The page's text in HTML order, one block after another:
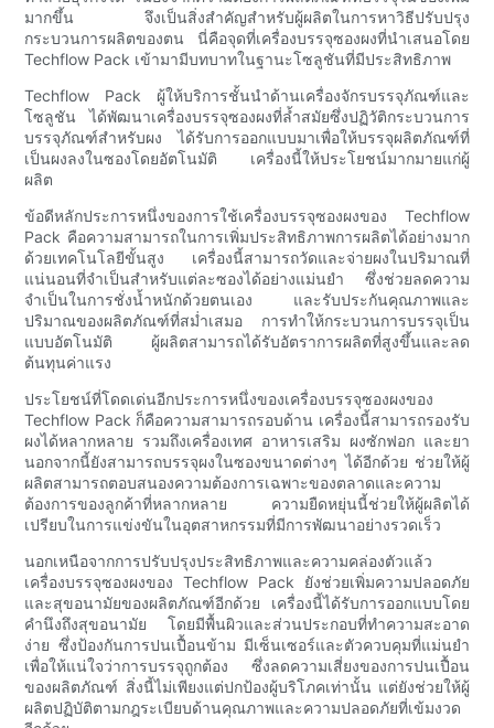
มากขึ้น จึงเป็นสิ่งสำคัญสำหรับผู้ผลิตในการหาวิธีปรับปรุง
กระบวนการผลิตของตน นี่คือจุดที่เครื่องบรรจุซองผงที่นำเสนอโดย
Techflow Pack เข้ามามีบทบาทในฐานะโซลูชันที่มีประสิทธิภาพ
Techflow Pack ผู้ให้บริการชั้นนำด้านเครื่องจักรบรรจุภัณฑ์และ
โซลูชัน ได้พัฒนาเครื่องบรรจุซองผงที่ล้ำสมัยซึ่งปฏิวัติกระบวนการ
บรรจุภัณฑ์สำหรับผง ได้รับการออกแบบมาเพื่อให้บรรจุผลิตภัณฑ์ที่
เป็นผงลงในซองโดยอัตโนมัติ เครื่องนี้ให้ประโยชน์มากมายแก่ผู้
ผลิต
ข้อดีหลักประการหนึ่งของการใช้เครื่องบรรจุซองผงของ Techflow
Pack คือความสามารถในการเพิ่มประสิทธิภาพการผลิตได้อย่างมาก
ด้วยเทคโนโลยีขั้นสูง เครื่องนี้สามารถวัดและจ่ายผงในปริมาณที่
แน่นอนที่จำเป็นสำหรับแต่ละซองได้อย่างแม่นยำ ซึ่งช่วยลดความ
จำเป็นในการชั่งน้ำหนักด้วยตนเอง และรับประกันคุณภาพและ
ปริมาณของผลิตภัณฑ์ที่สม่ำเสมอ การทำให้กระบวนการบรรจุเป็น
แบบอัตโนมัติ ผู้ผลิตสามารถได้รับอัตราการผลิตที่สูงขึ้นและลด
ต้นทุนค่าแรง
ประโยชน์ที่โดดเด่นอีกประการหนึ่งของเครื่องบรรจุซองผงของ
Techflow Pack ก็คือความสามารถรอบด้าน เครื่องนี้สามารถรองรับ
ผงได้หลากหลาย รวมถึงเครื่องเทศ อาหารเสริม ผงซักฟอก และยา
นอกจากนี้ยังสามารถบรรจุผงในซองขนาดต่างๆ ได้อีกด้วย ช่วยให้ผู้
ผลิตสามารถตอบสนองความต้องการเฉพาะของตลาดและความ
ต้องการของลูกค้าที่หลากหลาย ความยืดหยุ่นนี้ช่วยให้ผู้ผลิตได้
เปรียบในการแข่งขันในอุตสาหกรรมที่มีการพัฒนาอย่างรวดเร็ว
นอกเหนือจากการปรับปรุงประสิทธิภาพและความคล่องตัวแล้ว
เครื่องบรรจุซองผงของ Techflow Pack ยังช่วยเพิ่มความปลอดภัย
และสุขอนามัยของผลิตภัณฑ์อีกด้วย เครื่องนี้ได้รับการออกแบบโดย
คำนึงถึงสุขอนามัย โดยมีพื้นผิวและส่วนประกอบที่ทำความสะอาด
ง่าย ซึ่งป้องกันการปนเปื้อนข้าม มีเซ็นเซอร์และตัวควบคุมที่แม่นยำ
เพื่อให้แน่ใจว่าการบรรจุถูกต้อง ซึ่งลดความเสี่ยงของการปนเปื้อน
ของผลิตภัณฑ์ สิ่งนี้ไม่เพียงแต่ปกป้องผู้บริโภคเท่านั้น แต่ยังช่วยให้ผู้
ผลิตปฏิบัติตามกฎระเบียบด้านคุณภาพและความปลอดภัยที่เข้มงวด